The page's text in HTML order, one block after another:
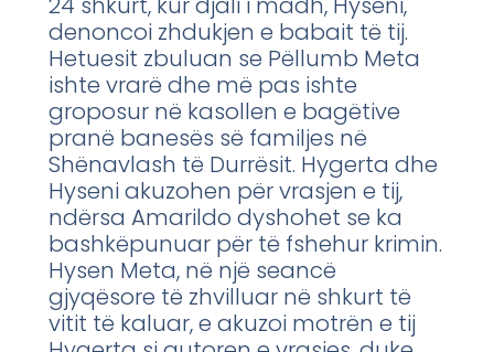
denoncoi zhdukjen e babait të tij.
Hetuesit zbuluan se Pëllumb Meta
ishte vrarë dhe më pas ishte
groposur në kasollen e bagëtive
pranë banesës së familjes në
Shënavlash të Durrësit. Hygerta dhe
Hyseni akuzohen për vrasjen e tij,
ndërsa Amarildo dyshohet se ka
bashkëpunuar për të fshehur krimin.
Hysen Meta, në një seancë
gjyqësore të zhvilluar në shkurt të
vitit të kaluar, e akuzoi motrën e tij